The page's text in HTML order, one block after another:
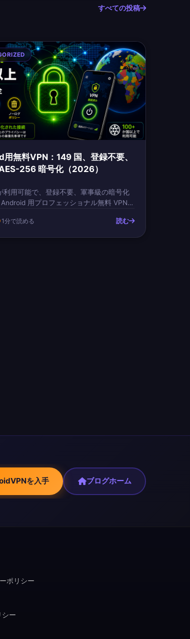
すべての投稿
無料VPN：149 国、登録不要、
256 暗号化（2026）
利用可能で、登録不要、軍事級の暗号化
用プロフェッショナル無料 VPN
デバイスを保護する方法を発見し
1分で読める 読む
を入手 ブログホーム
ポリシー
ー